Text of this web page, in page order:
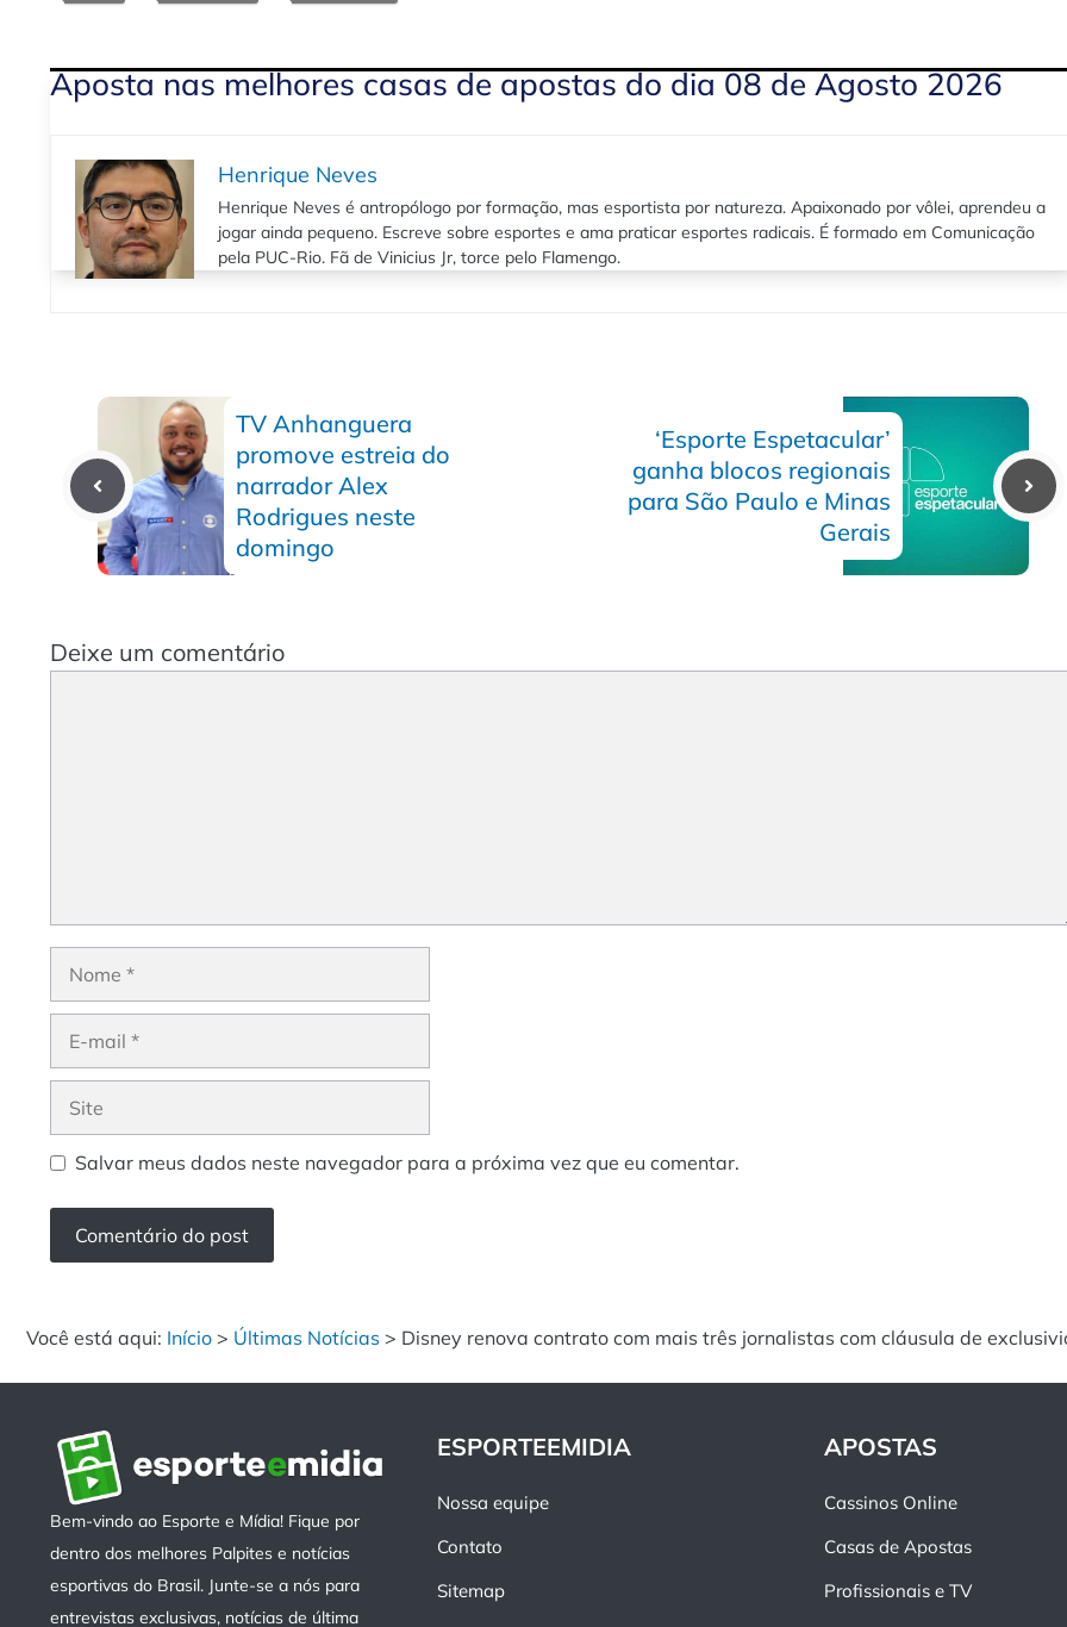
Aposta nas melhores casas de apostas do dia 08 de Agosto 2026
Henrique Neves
Henrique Neves é antropólogo por formação, mas esportista por natureza. Apaixonado por vôlei, aprendeu a
jogar ainda pequeno. Escreve sobre esportes e ama praticar esportes radicais. É formado em Comunicação
pela PUC-Rio. Fã de Vinicius Jr, torce pelo Flamengo.
TV Anhanguera
promove estreia do
narrador Alex
Rodrigues neste
domingo
‘Esporte Espetacular’
ganha blocos regionais
para São Paulo e Minas
Gerais
Deixe um comentário
Salvar meus dados neste navegador para a próxima vez que eu comentar.
Você está aqui: Início > Últimas Notícias > Disney renova contrato com mais três jornalistas com cláusula de
Bem-vindo ao Esporte e Mídia! Fique por
dentro dos melhores Palpites e notícias
esportivas do Brasil. Junte-se a nós para
entrevistas exclusivas, notícias de última
ESPORTEEMIDIA
Nossa equipe
Contato
Sitemap
APOSTAS
Cassinos Online
Casas de Apostas
Profissionais e TV